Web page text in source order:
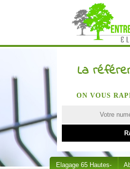
La
ON VOUS
Elagage 65 Hautes-